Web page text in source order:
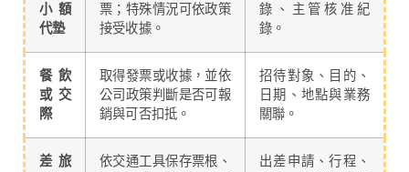
小額
代墊
票；特殊情況可依政策
接受收據。
錄、主管核准紀
錄。
餐飲
或交
際
取得發票或收據，並依
公司政策判斷是否可報
銷與可否扣抵。
招待對象、目的、
日期、地點與業務
關聯。
差旅
依交通工具保存票根、
出差申請、行程、